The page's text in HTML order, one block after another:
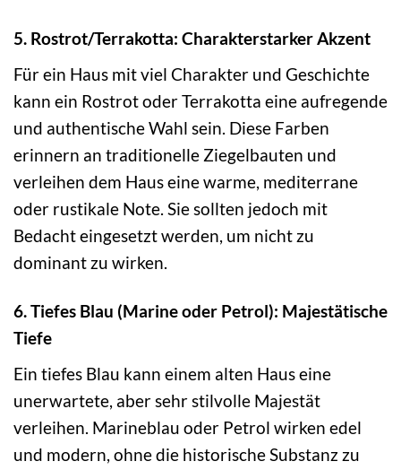
5. Rostrot/Terrakotta: Charakterstarker Akzent
Für ein Haus mit viel Charakter und Geschichte
kann ein Rostrot oder Terrakotta eine aufregende
und authentische Wahl sein. Diese Farben
erinnern an traditionelle Ziegelbauten und
verleihen dem Haus eine warme, mediterrane
oder rustikale Note. Sie sollten jedoch mit
Bedacht eingesetzt werden, um nicht zu
dominant zu wirken.
6. Tiefes Blau (Marine oder Petrol): Majestätische
Tiefe
Ein tiefes Blau kann einem alten Haus eine
unerwartete, aber sehr stilvolle Majestät
verleihen. Marineblau oder Petrol wirken edel
und modern, ohne die historische Substanz zu